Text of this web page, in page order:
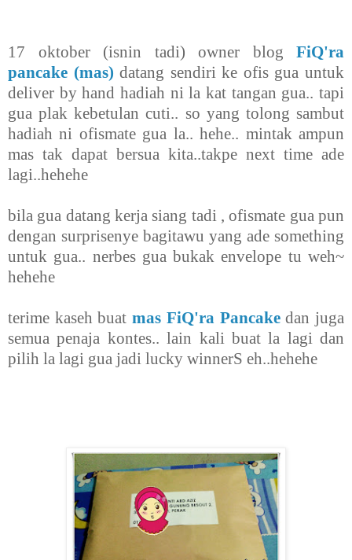
17 oktober (isnin tadi) owner blog FiQ'ra
pancake (mas) datang sendiri ke ofis gua untuk
deliver by hand hadiah ni la kat tangan gua.. tapi
gua plak kebetulan cuti.. so yang tolong sambut
hadiah ni ofismate gua la.. hehe.. mintak ampun
mas tak dapat bersua kita..takpe next time ade
lagi..hehehe
bila gua datang kerja siang tadi , ofismate gua pun
dengan surprisenye bagitawu yang ade something
untuk gua.. nerbes gua bukak envelope tu weh~
hehehe
terime kaseh buatmas FiQ'ra Pancakedan juga
semua penaja kontes.. lain kali buat la lagi dan
pilih la lagi gua jadi lucky winnerS eh..hehehe